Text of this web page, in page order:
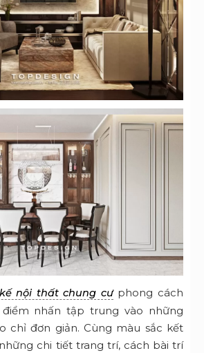
nội thất chung cưphong cách
nhấn tập trung vào những
chỉ đơn giản. Cùng màu sắc kết
chi tiết trang trí, cách bài trí